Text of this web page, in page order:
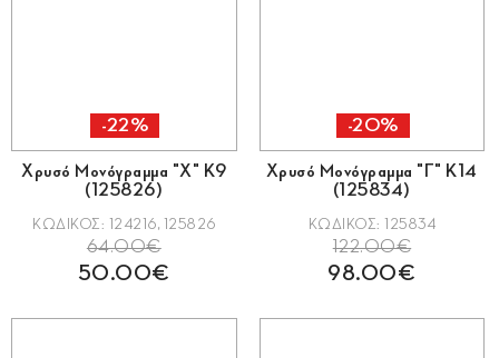
-22%
Χρυσό Μονόγραμμα "Χ" Κ9
(125826)
ΚΩΔΙΚΟΣ: 124216, 125826
64.00€
50.00€
-20%
Χρυσό Μονόγραμμα "Γ" Κ14
(125834)
ΚΩΔΙΚΟΣ: 125834
122.00€
98.00€